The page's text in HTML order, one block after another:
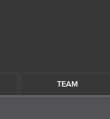
TEAM